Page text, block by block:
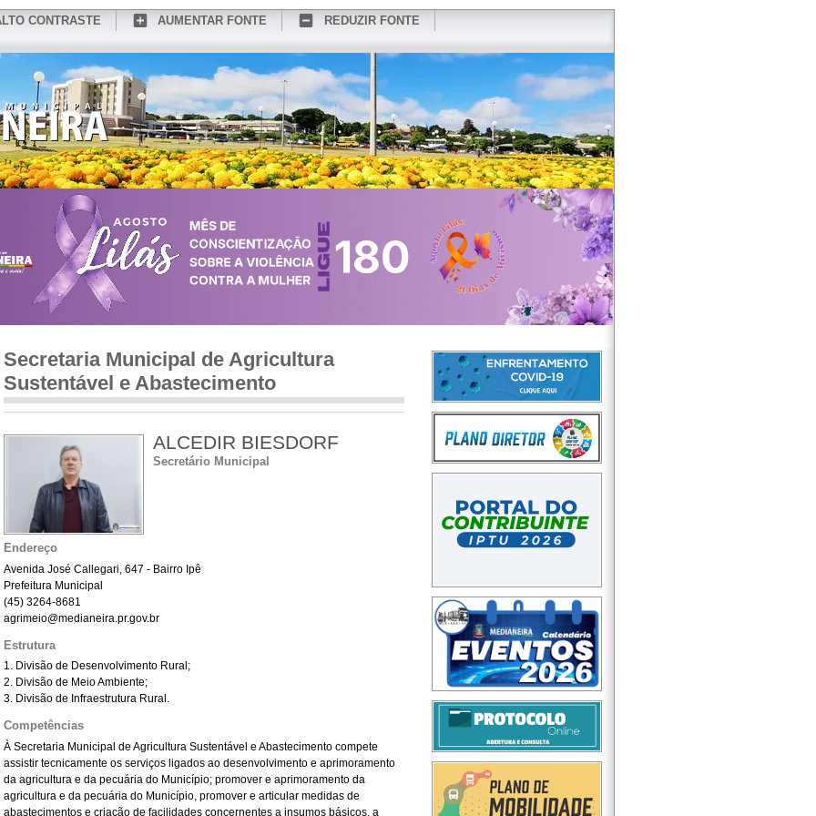
CONTRASTE AUMENTAR FONTE REDUZIR FONTE
CONHEÇA MEDIANEIRA REDES SOCIAIS WEBMAIL
Secretaria Municipal de Agricultura
Sustentável e Abastecimento
ALCEDIR BIESDORF
Secretário Municipal
Endereço
Avenida José Callegari, 647 - Bairro Ipê
Prefeitura Municipal
(45) 3264-8681
agrimeio@medianeira.pr.gov.br
Estrutura
1. Divisão de Desenvolvimento Rural;
2. Divisão de Meio Ambiente;
3. Divisão de Infraestrutura Rural.
Competências
À Secretaria Municipal de Agricultura Sustentável e Abastecimento compete
assistir tecnicamente os serviços ligados ao desenvolvimento e aprimoramento
da agricultura e da pecuária do Município; promover e aprimoramento da
agricultura e da pecuária do Município, promover e articular medidas de
abastecimentos e criação de facilidades concernentes a insumos básicos, a